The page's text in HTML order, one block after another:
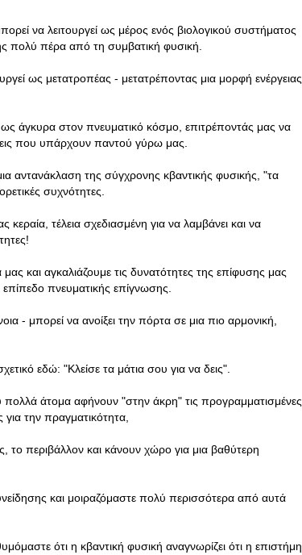
να λειτουργεί ως μέρος ενός βιολογικού συστήματος
πολύ πέρα από τη συμβατική φυσική.
ως μετατροπέας - μετατρέποντας μια μορφή ενέργειας
ως άγκυρα στον πνευματικό κόσμο, επιτρέποντάς μας να
που υπάρχουν παντού γύρω μας.
αντανάκλαση της σύγχρονης κβαντικής φυσικής, "τα
συχνότητες.
τέλεια σχεδιασμένη για να λαμβάνει και να
και αγκαλιάζουμε τις δυνατότητες της επίφυσης μας
πνευματικής επίγνωσης.
- μπορεί να ανοίξει την πόρτα σε μια πιο αρμονική,
εδώ: "Κλείσε τα μάτια σου για να δεις".
άτομα αφήνουν "στην άκρη" τις προγραμματισμένες
για την πραγματικότητα,
περιβάλλον και κάνουν χώρο για μια βαθύτερη
και μοιραζόμαστε πολύ περισσότερα από αυτά
ότι η κβαντική φυσική αναγνωρίζει ότι η επιστήμη